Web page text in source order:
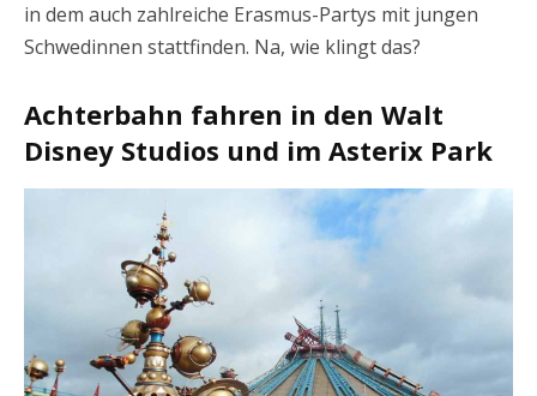
in dem auch zahlreiche Erasmus-Partys mit jungen
Schwedinnen stattfinden. Na, wie klingt das?
Achterbahn fahren in den Walt
Disney Studios und im Asterix Park